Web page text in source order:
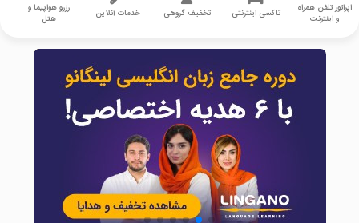
اپراتور تلفن همراه
و اینترنت
تاکسی اینترنتی تخفیف گروهی خدمات آنلاین
رزرو هواپیما و
هتل